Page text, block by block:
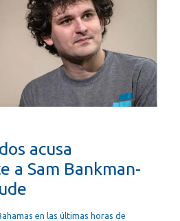
acusa
a Sam Bankman-
en las últimas horas de